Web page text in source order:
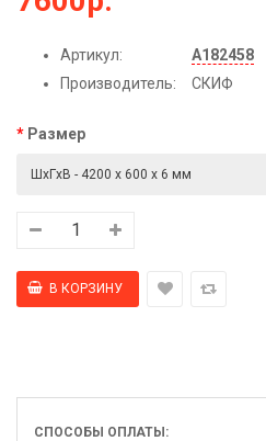
Артикул:
А182458
Производитель:
СКИФ
Размер
СПОСОБЫ ОПЛАТЫ: